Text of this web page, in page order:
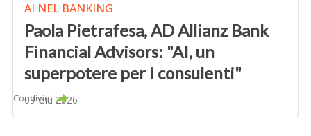
AI NEL BANKING
Paola Pietrafesa, AD Allianz Bank
Financial Advisors: "AI, un
superpotere per i consulenti"
09 Giu 2026
Condividi